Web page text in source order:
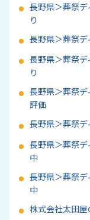
長野県＞葬祭
り
長野県＞葬祭
長野県＞葬祭
り
長野県＞葬祭
評価
長野県＞葬祭デ
長野県＞葬祭
中
長野県＞葬祭
中
株式会社太田